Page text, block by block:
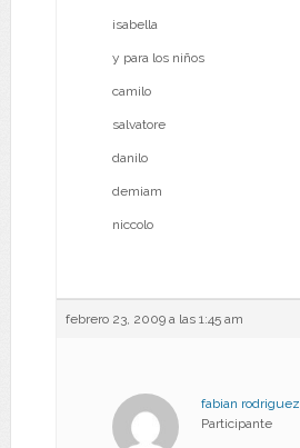
isabella
y para los niños
camilo
salvatore
danilo
demiam
niccolo
febrero 23, 2009 a las 1:45 am
fabian rodriguez
Participante